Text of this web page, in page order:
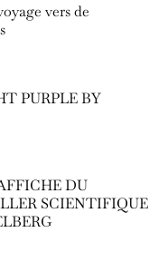
vers de
PURPLE BY
DU
SCIENTIFIQUE